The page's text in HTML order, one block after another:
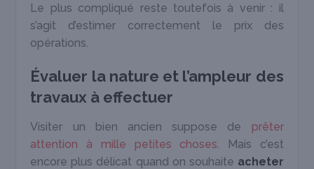
Le plus compliqué reste toutefois à venir : il
s’agit d’estimer correctement le prix des
opérations.
Évaluer la nature et l’ampleur des
travaux à effectuer
Visiter un bien ancien suppose de prêter
attention à mille petites choses. Mais c’est
encore plus délicat quand on souhaite acheter